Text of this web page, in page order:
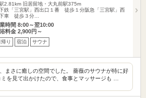
2.81km
旧居留地・大丸前駅375m
鉄「三宮駅」西出口１番 徒歩１分阪急「三宮駅」西
車 徒歩３分…
時間 8:00～翌10:00
料金 2,900円～
帰り 宿泊 サウナ
まさに癒しの空間でした。 薔薇のサウナが特に好
ミを見て出かけたので、食事とマッサージも …